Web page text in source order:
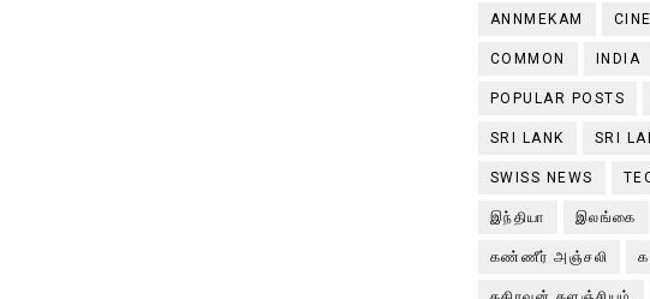
ANNMEKAM
COMMON INDIA
POPULAR POSTS
SRI LANK SRI
SWISS NEWS
இந்தியா இலங்கை
கண்ணீர் அஞ்சலி